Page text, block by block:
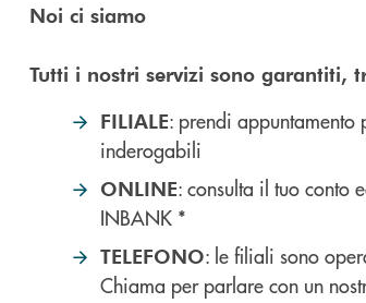
Noi ci siamo
Tutti i nostri servizi sono garantiti,
FILIALE: prendi
inderogabili
ONLINE: consulta il tuo conto
INBANK *
TELEFONO: le filiali sono
Chiama per parlare con un